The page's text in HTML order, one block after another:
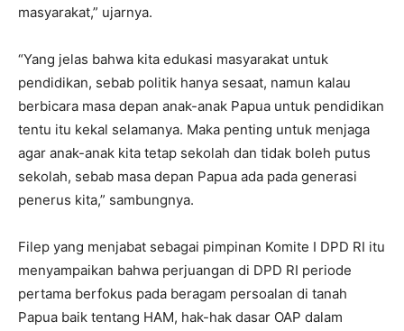
masyarakat,” ujarnya.
“Yang jelas bahwa kita edukasi masyarakat untuk
pendidikan, sebab politik hanya sesaat, namun kalau
berbicara masa depan anak-anak Papua untuk pendidikan
tentu itu kekal selamanya. Maka penting untuk menjaga
agar anak-anak kita tetap sekolah dan tidak boleh putus
sekolah, sebab masa depan Papua ada pada generasi
penerus kita,” sambungnya.
Filep yang menjabat sebagai pimpinan Komite I DPD RI itu
menyampaikan bahwa perjuangan di DPD RI periode
pertama berfokus pada beragam persoalan di tanah
Papua baik tentang HAM, hak-hak dasar OAP dalam